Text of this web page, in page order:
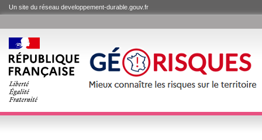
Un site du réseau developpement-durable.gouv.fr